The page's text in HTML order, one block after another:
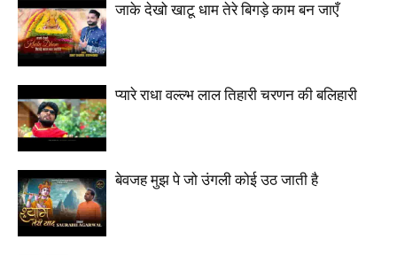
जाके देखो खाटू धाम तेरे बिगड़े काम बन जाएँ
प्यारे राधा वल्ल्भ लाल तिहारी चरणन की बलिहारी
बेवजह मुझ पे जो उंगली कोई उठ जाती है